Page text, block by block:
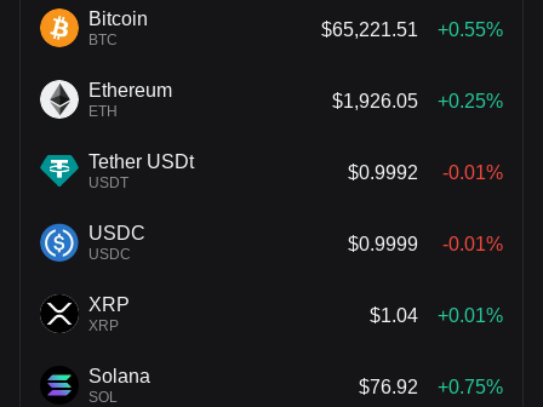
Bitcoin
BTC
$65,221.51 +0.55%
Ethereum
ETH
$1,926.05 +0.25%
Tether USDt
USDT
$0.9992 -0.01%
USDC
USDC
$0.9999 -0.01%
XRP
XRP
$1.04 +0.01%
Solana
SOL
$76.92 +0.75%